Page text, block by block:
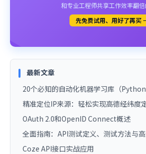
和专业工程师共享工作效率翻
先免费试用、用好了再买
最新文章
20个必知的自动化机器学习库（Python
精准定位IP来源：轻松实现高德经纬度
OAuth 2.0和OpenID Connect概述
全面指南：API测试定义、测试方法与
Coze API接口实战应用